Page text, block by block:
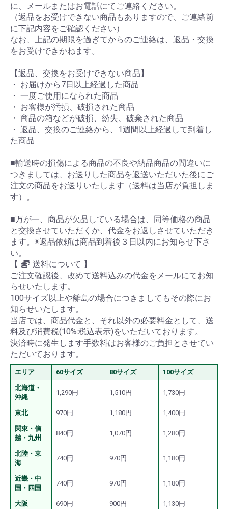
に、メールまたはお電話にてご連絡ください。
（返品をお受けできない商品もありますので、ご連絡前
に下記内容をご確認ください）
なお、上記の期限を過ぎてからのご連絡は、返品・交換
をお受けできかねます。
【返品、交換をお受けできない商品】
・ お届けから7日以上経過した商品
・ 一度ご使用になられた商品
・ お客様が汚損、破損された商品
・ 商品の箱などが破損、紛失、破棄された商品
・ 返品、交換のご連絡から、1週間以上経過して到着し
た商品
■輸送時の損傷による商品の不良や納品商品の間違いに
つきましては、お送りした商品を返送いただいた後にご
注文の商品をお送りいたします（送料は当店が負担しま
す）。
■万が一、商品が欠品している場合は、同等価格の商品
と交換させていただくか、代金をお返しさせていただき
ます。※返品依頼は商品到着後３日以内にお知らせ下さ
い。
【
送料について 】
ご注文確認後、改めて送料込みの代金をメールにてお知
らせいたします。
100サイズ以上や離島の場合につきましてもその際にお
知らせいたします。
当店では、商品代金と、それ以外の必要料金として、送
料及び消費税(10%:税込表示)をいただいております。
決済時に発生します手数料はお客様のご負担とさせてい
ただいております。
エリア 60サイズ 80サイズ 100サイズ
北海道・
沖縄
1,290円 1,510円 1,730円
東北 970円 1,180円 1,400円
関東・信
越・九州
840円 1,070円 1,280円
北陸・東
海
740円 970円 1,180円
近畿・中
国・四国
740円 970円 1,180円
大阪 690円 900円 1,130円